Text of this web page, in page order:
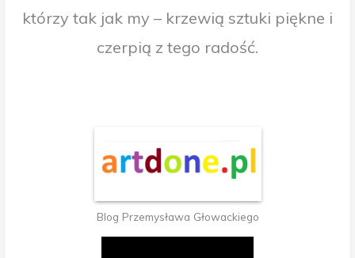
którzy tak jak my – krzewią sztuki piękne i
czerpią z tego radość.
Blog Przemysława Głowackiego